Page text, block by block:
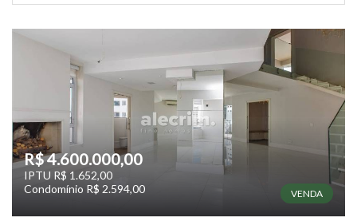
R$ 4.600.000,00
IPTU R$ 1.652,00
Condomínio R$ 2.594,00
VENDA